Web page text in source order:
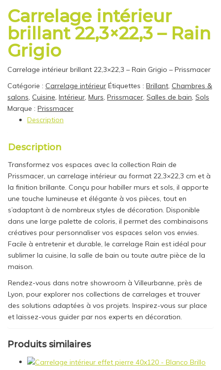
Carrelage intérieur
brillant 22,3×22,3 – Rain
Grigio
Carrelage intérieur brillant 22,3×22,3 – Rain Grigio – Prissmacer
Catégorie : Carrelage intérieur Étiquettes : Brillant, Chambres &
salons, Cuisine, Intérieur, Murs, Prissmacer, Salles de bain, Sols
Marque : Prissmacer
Description
Description
Transformez vos espaces avec la collection Rain de
Prissmacer, un carrelage intérieur au format 22,3×22,3 cm et à
la finition brillante. Conçu pour habiller murs et sols, il apporte
une touche lumineuse et élégante à vos pièces, tout en
s’adaptant à de nombreux styles de décoration. Disponible
dans une large palette de coloris, il permet des combinaisons
créatives pour personnaliser vos espaces selon vos envies.
Facile à entretenir et durable, le carrelage Rain est idéal pour
sublimer la cuisine, la salle de bain ou toute autre pièce de la
maison.
Rendez-vous dans notre showroom à Villeurbanne, près de
Lyon, pour explorer nos collections de carrelages et trouver
des solutions adaptées à vos projets. Inspirez-vous sur place
et laissez-vous guider par nos experts en décoration.
Produits similaires